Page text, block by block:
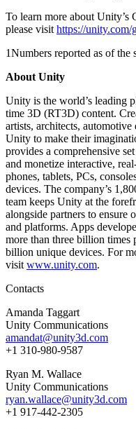
To learn more about Unity’s
please visit https://unity.com/
1Numbers reported as of the
About Unity
Unity is the world’s leading
time 3D (RT3D) content.
artists, architects,
Unity to make their
provides a comprehensive
and monetize interactive,
phones, tablets, PCs,
devices. The company’s
team keeps Unity at the
alongside partners to ensure
and platforms. Apps
more than three billion times
billion unique devices. For
visit www.unity.com.
Contacts
Amanda Taggart
Unity Communications
amandat@unity3d.com
+1 310-980-9587
Ryan M. Wallace
Unity Communications
ryan.wallace@unity3d.com
+1 917-442-2305